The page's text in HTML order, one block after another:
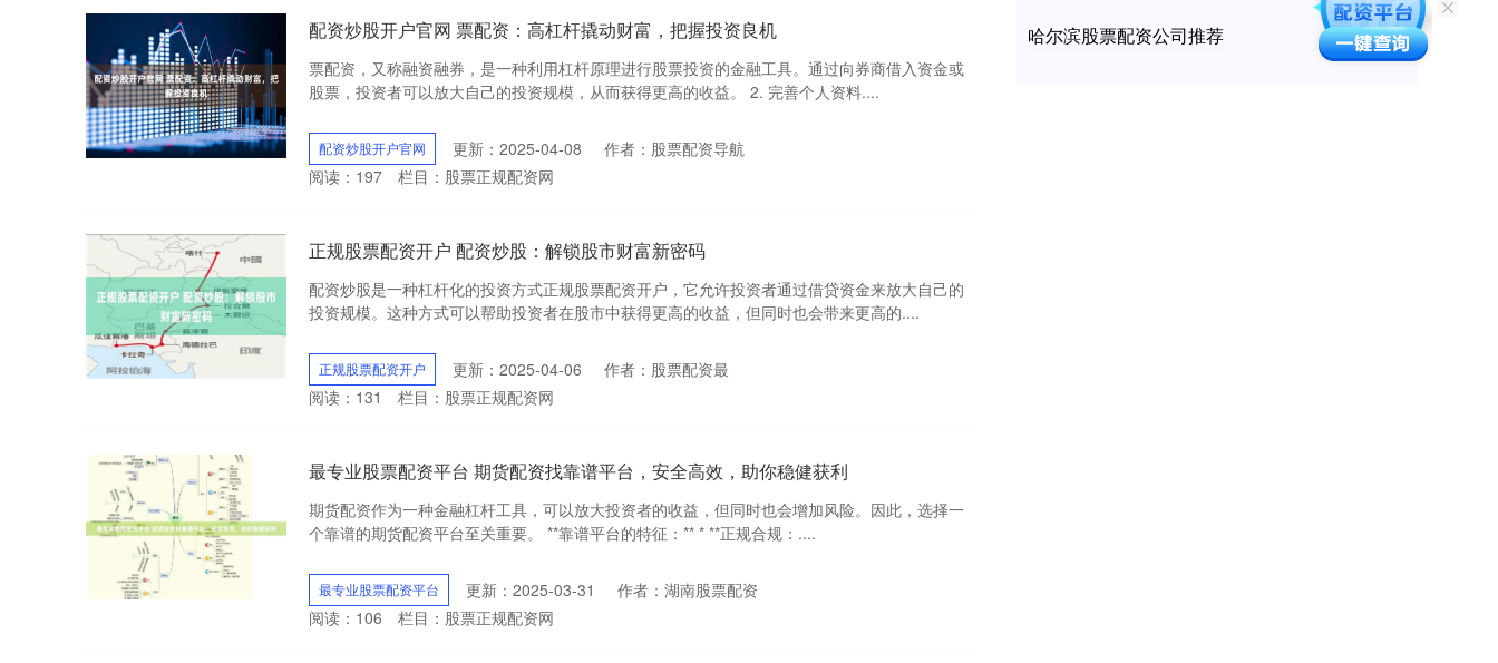
配资炒股开户官网 票配资：高杠杆撬动财富，把握投资良机
票配资，又称融资融券，是一种利用杠杆原理进行股票投资的金融工具。通过向券商借入资金或
股票，投资者可以放大自己的投资规模，从而获得更高的收益。 2. 完善个人资料....
配资炒股开户官网 更新：2025-04-08
作者：股票配资导航
阅读： 197 栏目： 股票正规配资网
正规股票配资开户 配资炒股：解锁股市财富新密码
配资炒股是一种杠杆化的投资方式正规股票配资开户，它允许投资者通过借贷资金来放大自己的
投资规模。这种方式可以帮助投资者在股市中获得更高的收益，但同时也会带来更高的....
正规股票配资开户 更新：2025-04-06
作者：股票配资最
阅读： 131 栏目： 股票正规配资网
最专业股票配资平台 期货配资找靠谱平台，安全高效，助你稳健获利
期货配资作为一种金融杠杆工具，可以放大投资者的收益，但同时也会增加风险。因此，选择一
个靠谱的期货配资平台至关重要。 **靠谱平台的特征：** * **正规合规：....
最专业股票配资平台 更新：2025-03-31
作者：湖南股票配资
阅读： 106 栏目： 股票正规配资网
哈尔滨股票配资公司推荐